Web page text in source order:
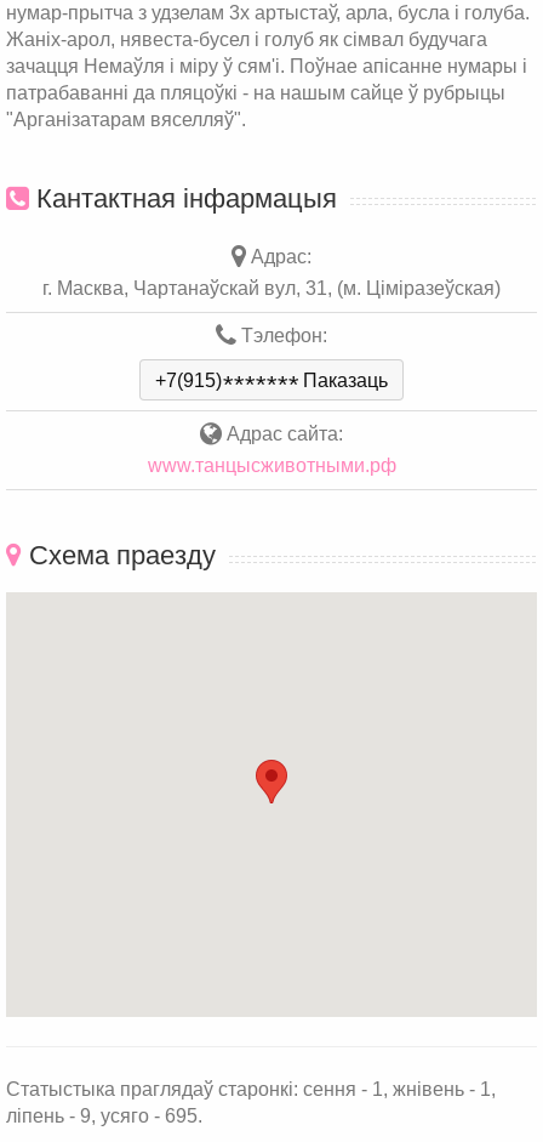
нумар-прытча з удзелам 3х артыстаў, арла, бусла і голуба.
Жаніх-арол, нявеста-бусел і голуб як сімвал будучага
зачацця Немаўля і міру ў сям'і. Поўнае апісанне нумары і
патрабаванні да пляцоўкі - на нашым сайце ў рубрыцы
"Арганізатарам вяселляў".
Кантактная інфармацыя
Адрас:
г. Масква, Чартанаўскай вул, 31, (м. Ціміразеўская)
Тэлефон:
+7(915)******* Паказаць
Адрас сайта:
www.танцысживотными.рф
Схема праезду
Статыстыка праглядаў старонкі: сення - 1, жнівень - 1,
ліпень - 9, усяго - 695.